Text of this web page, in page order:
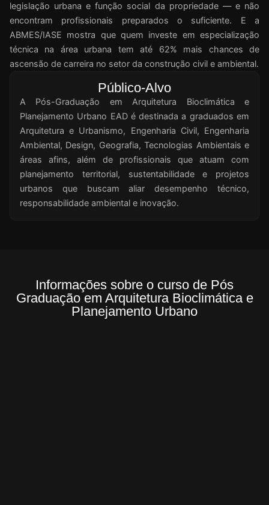
legislação urbana e função social da propriedade — e não
encontram profissionais preparados o suficiente. E a
ABMES/IASE mostra que quem investe em especialização
técnica na área urbana tem até 62% mais chances de
ascensão de carreira no setor da construção civil e ambiental.
Público-Alvo
A Pós-Graduação em Arquitetura Bioclimática e
Planejamento Urbano EAD é destinada a graduados em
Arquitetura e Urbanismo, Engenharia Civil, Engenharia
Ambiental, Design, Geografia, Tecnologias Ambientais e
áreas afins, além de profissionais que atuam com
planejamento territorial, sustentabilidade e projetos
urbanos que buscam aliar desempenho técnico,
responsabilidade ambiental e inovação.
Informações sobre o curso de Pós
Graduação em Arquitetura Bioclimática e
Planejamento Urbano